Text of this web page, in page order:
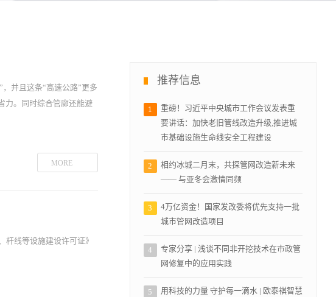
并且这条“高速公路”更多
力。同时综合管廊还能避
MORE
线等设施建设许可证》
推荐信息
1
重磅！习近平中央城市工作会议发表重
要讲话：加快老旧管线改造升级,推进城
市基础设施生命线安全工程建设
2
相约冰城二月末，共探管网改造新未来
—— 与亚冬会激情同频
3
4万亿资金！国家发改委将优先支持一批
城市管网改造项目
4
专家分享 | 浅谈不同非开挖技术在市政管
网修复中的应用实践
5
用科技的力量 守护每一滴水 | 欧泰祺智慧